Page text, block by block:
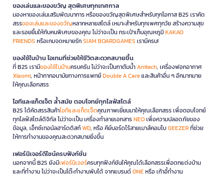
ของเล่นและของขวัญ สุดพิเศษทุกเทศกาล
มองหาของเล่นเสริมพัฒนาการ หรือของขวัญสุดพิเศษสำหรับทุกโอกาส B2S เราคัด
สรรของเล่นและของขวัญหลากหลายสไตล์ เหมาะสำหรับทุกเพศทุกวัย สร้างความสุข
และรอยยิ้มให้กับคนพิเศษของคุณ ไม่ว่าจะเป็น กระเป๋าเก็บอุณหภูมิKAKAO
FRIENDS หรือเกมจดหมายรักSIAM BOARDGAMES เรามีครบ!
ของใช้ในบ้าน ไอเทมที่ช่วยให้ชีวิตสะดวกสบายขึ้น
ที่ B2S เรามีของใช้ในบ้านครบครัน ไม่ว่าจะเป็นกาต้มน้ำAnitech, เครื่องฟอกอากาศ
Xiaomi, หน้ากากอนามัยทางการแพทย์Double A Careและสินค้าอื่น ๆ อีกมากมาย
ให้คุณเลือกสรร
ไอทีและแก็ดเจ็ต ล้ำสมัย ตอบโจทย์ทุกไลฟ์สไตล์
B2S ได้คัดสรรสินค้าไอทีและแก็ดเจ็ตคุณภาพเยี่ยมมาให้คุณเลือกสรร เพื่อตอบโจทย์
ทุกไลฟ์สไตล์ดิจิทัล ไม่ว่าจะเป็น เครื่องทำลายเอกสารNEOเพื่อความปลอดภัยของ
ข้อมูล, เอ็กซ์เทอนัลฮาร์ดดิสก์WD, หรือ คีย์บอร์ดไร้สายเมาส์คอมโบGEEZERที่ช่วย
ให้การทำงานของคุณสะดวกสบายยิ่งขึ้น
เฟอร์นิเจอร์ดีไซน์ครบฟังก์ชั่น
นอกจากนี้ B2S ยังมีเฟอร์นิเจอร์ครบทุกฟังก์ชันให้คุณได้เลือกสรรเพื่อตกแต่งบ้าน
และที่ทำงาน ไม่ว่าจะเป็นโต๊ะทำงานพับได้ จากแบรนด์ONEหรือ เก้าอี้ทำงาน